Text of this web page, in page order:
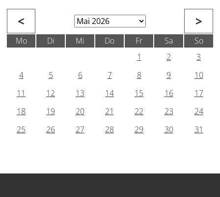
< >
Mo Di Mi Do Fr Sa
So
1
2
3
4
5 6 7 8 9
10
11
12 13 14 15 16
17
18
19 20 21 22 23
24
25
26 27 28 29 30 31